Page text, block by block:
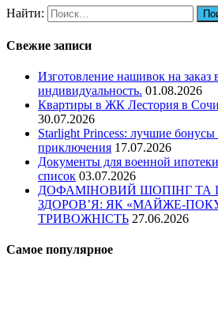
Найти:
Свежие записи
Изготовление нашивок на заказ
индивидуальность. 01.08.2026
Квартиры в ЖК Лестория в
30.07.2026
Starlight Princess: лучшие бонусы
приключения 17.07.2026
Документы для военной
список 03.07.2026
ДОФАМІНОВИЙ ШОПІНГ ТА
ЗДОРОВ’Я: ЯК «МАЙЖЕ-
ТРИВОЖНІСТЬ 27.06.2026
Самое популярное